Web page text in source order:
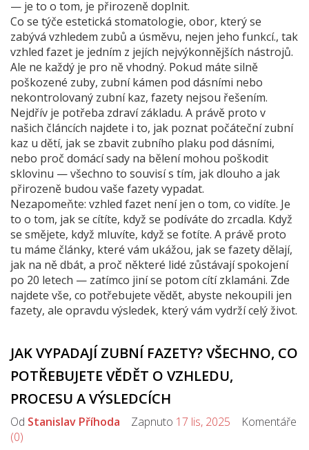
— je to o tom, je přirozeně doplnit.
Co se týče estetická stomatologie, obor, který se
zabývá vzhledem zubů a úsměvu, nejen jeho funkcí., tak
vzhled fazet je jedním z jejích nejvýkonnějších nástrojů.
Ale ne každý je pro ně vhodný. Pokud máte silně
poškozené zuby, zubní kámen pod dásními nebo
nekontrolovaný zubní kaz, fazety nejsou řešením.
Nejdřív je potřeba zdraví základu. A právě proto v
našich článcích najdete i to, jak poznat počáteční zubní
kaz u dětí, jak se zbavit zubního plaku pod dásními,
nebo proč domácí sady na bělení mohou poškodit
sklovinu — všechno to souvisí s tím, jak dlouho a jak
přirozeně budou vaše fazety vypadat.
Nezapomeňte: vzhled fazet není jen o tom, co vidíte. Je
to o tom, jak se cítíte, když se podíváte do zrcadla. Když
se smějete, když mluvíte, když se fotíte. A právě proto
tu máme články, které vám ukážou, jak se fazety dělají,
jak na ně dbát, a proč některé lidé zůstávají spokojení
po 20 letech — zatímco jiní se potom cítí zklamáni. Zde
najdete vše, co potřebujete vědět, abyste nekoupili jen
fazety, ale opravdu výsledek, který vám vydrží celý život.
JAK VYPADAJÍ ZUBNÍ FAZETY? VŠECHNO, CO
POTŘEBUJETE VĚDĚT O VZHLEDU,
PROCESU A VÝSLEDCÍCH
Od Stanislav Příhoda Zapnuto 17 lis, 2025 Komentáře
(0)